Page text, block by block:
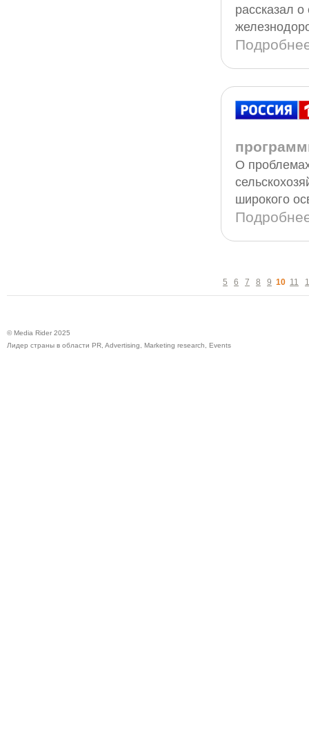
рассказал
О
широкого
5 6 7 8 9 10 11
© Media Rider 2025
Лидер страны в области PR, Advertising, Marketing research, Events